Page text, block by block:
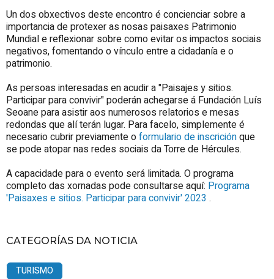
Un dos obxectivos deste encontro é concienciar sobre a
importancia de protexer as nosas paisaxes Patrimonio
Mundial e reflexionar sobre como evitar os impactos sociais
negativos, fomentando o vínculo entre a cidadanía e o
patrimonio.
As persoas interesadas en acudir a "Paisajes y sitios.
Participar para convivir" poderán achegarse á Fundación Luís
Seoane para asistir aos numerosos relatorios e mesas
redondas que alí terán lugar. Para facelo, simplemente é
necesario cubrir previamente oformulario de inscriciónque
se pode atopar nas redes sociais da Torre de Hércules.
A capacidade para o evento será limitada. O programa
completo das xornadas pode consultarse aquí: Programa
'Paisaxes e sitios. Participar para convivir' 2023 .
CATEGORÍAS DA NOTICIA
TURISMO